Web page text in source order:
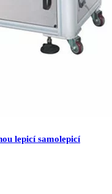
lepicí samolepicí